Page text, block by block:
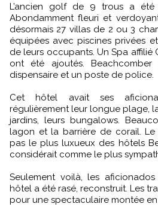
L’ancien golf de 9 trous a été
Abondamment fleuri et
désormais 27 villas de 2 ou 3
équipées avec piscines privées
de leurs occupants. Un Spa affilié
ont été ajoutés.
dispensaire et un poste de police.
Cet hôtel avait ses
régulièrement leur longue plage,
jardins, leurs bungalows.
lagon et la barrière de corail. Le
pas le plus luxueux des hôtels
considérait comme le plus
Seulement voilà, les
hôtel a été rasé, reconstruit. Les
pour une spectaculaire montée en